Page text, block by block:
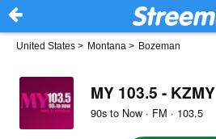
United States > Montana > Bozeman
MY 103.5 - KZMY
90s to Now · FM · 103.5